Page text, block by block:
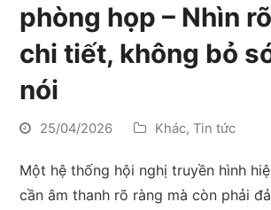
phòng họp – Nhìn
chi tiết, không bỏ
nói
25/04/2026 Khác,Tin tức
Một hệ thống hội nghị truyền hình
cần âm thanh rõ ràng mà còn phải